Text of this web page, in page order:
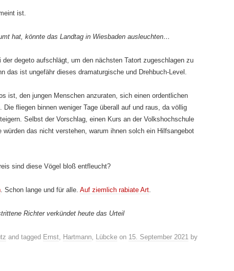
ist.
hat, könnte das Landtag in Wiesbaden ausleuchten…
degeto aufschlägt, um den nächsten Tatort zugeschlagen zu
das ist ungefähr dieses dramaturgische und Drehbuch-Level.
ist, den jungen Menschen anzuraten, sich einen ordentlichen
fliegen binnen weniger Tage überall auf und raus, da völlig
Selbst der Vorschlag, einen Kurs an der Volkshochschule
das nicht verstehen, warum ihnen solch ein Hilfsangebot
sind diese Vögel bloß entfleucht?
. Schon lange und für alle. Auf ziemlich rabiate Art
Richter verkündet heute das Urteil
and tagged Ernst Hartmann Lübcke on 15. September 2021 by